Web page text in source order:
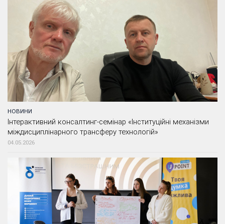
НОВИНИ
Інтерактивний консалтинг-семінар «Інституційні механізми
міждисциплінарного трансферу технологій»
04.05.2026